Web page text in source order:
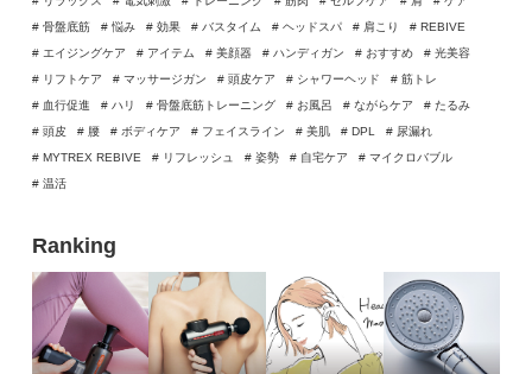
# 骨盤底筋
# 悩み # 効果 # バスタイム # ヘッドスパ # 肩こり
# REBIVE
# エイジングケア
# アイテム # 美顔器 # ハンディガン # おすすめ
# 光美容
# リフトケア
# マッサージガン # 頭皮ケア # シャワーヘッド
# 筋トレ
# 血行促進
# ハリ # 骨盤底筋トレーニング # お風呂 # ながらケア
# たるみ
# 頭皮
# 腰 # ボディケア # フェイスライン # 美肌 # DPL
# 尿漏れ
# MYTREX REBIVE
# リフレッシュ # 姿勢 # 自宅ケア
# マイクロバブル
# 温活
Ranking